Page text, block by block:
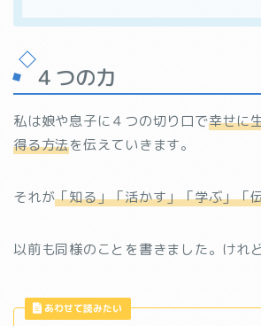
４つの力
私は娘や息子に４つの切り口で幸せに
得る方法を伝えていきます。
それが「知る」「活かす」「学ぶ」「
以前も同様のことを書きました。けれ